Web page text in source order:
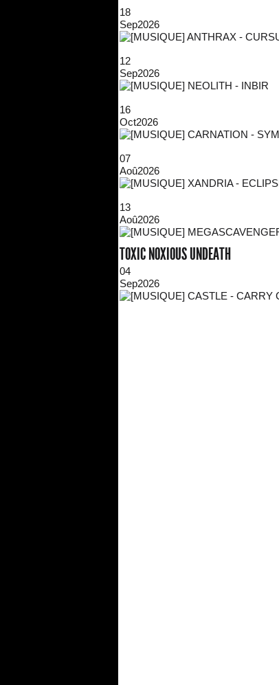
18
Sep2026
12
Sep2026
16
Oct2026
07
Aoû2026
13
Aoû2026
TOXIC NOXIOUS UNDEATH
04
Sep2026